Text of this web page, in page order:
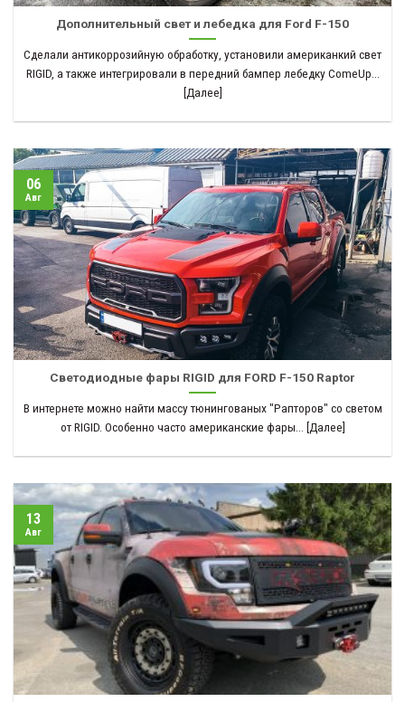
Дополнительный свет и лебедка для Ford F-150
Сделали антикоррозийную обработку, установили американкий свет
RIGID, а также интегрировали в передний бампер лебедку ComeUp...
[Далее]
Светодиодные фары RIGID для FORD F-150 Raptor
В интернете можно найти массу тюнингованых "Рапторов" со светом
от RIGID. Особенно часто американские фары... [Далее]
06
Авг
13
Авг